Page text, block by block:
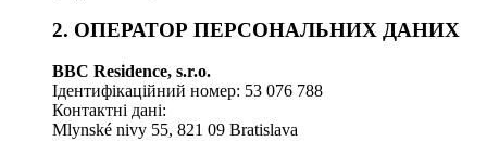
2. ОПЕРАТОР ПЕРСОНАЛЬНИХ ДАНИХ
BBC Residence, s.r.o.
Ідентифікаційний номер: 53 076 788
Контактні дані:
Mlynské nivy 55, 821 09 Bratislava